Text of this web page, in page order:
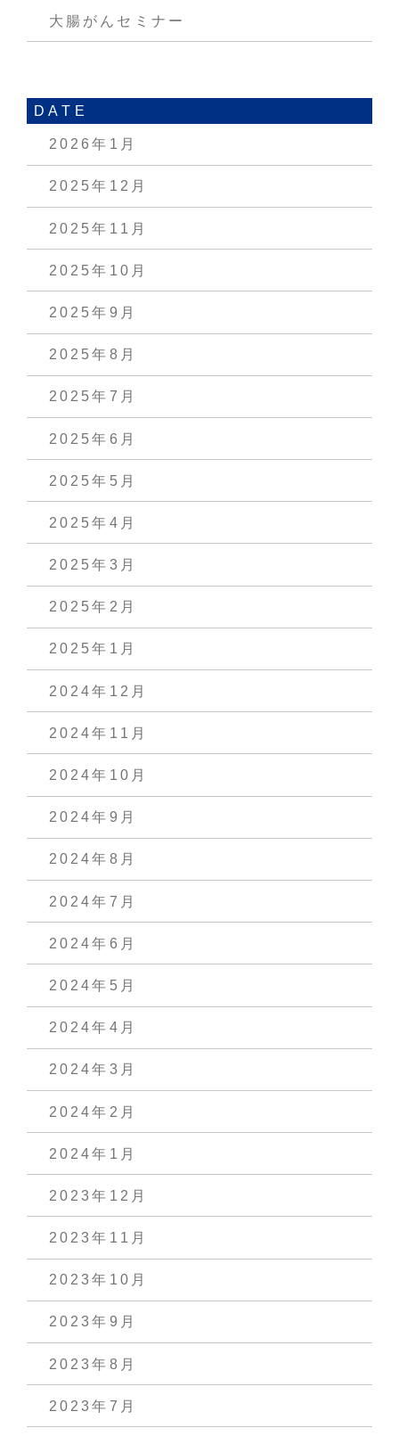
大腸がんセミナー
DATE
2026年1月
2025年12月
2025年11月
2025年10月
2025年9月
2025年8月
2025年7月
2025年6月
2025年5月
2025年4月
2025年3月
2025年2月
2025年1月
2024年12月
2024年11月
2024年10月
2024年9月
2024年8月
2024年7月
2024年6月
2024年5月
2024年4月
2024年3月
2024年2月
2024年1月
2023年12月
2023年11月
2023年10月
2023年9月
2023年8月
2023年7月